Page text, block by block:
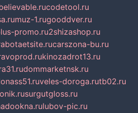
codetool.ru
muz-1.rugooddver.ru
promo.ru2shizashop.ru
carszona-bu.ru
kinozadrot13.ru
dommarketnsk.ru
veles-doroga.rutb02.ru
surgutgloss.ru
lubov-pic.ru